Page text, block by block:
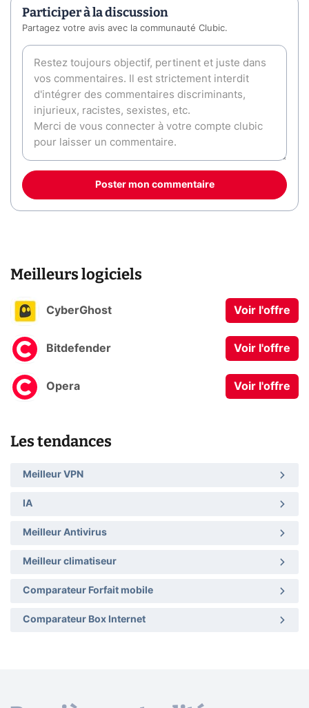
Participer à la discussion
Partagez votre avis avec la communauté Clubic.
Poster mon commentaire
Meilleurs logiciels
CyberGhost Voir l'offre
Bitdefender Voir l'offre
Opera Voir l'offre
Les tendances
Meilleur VPN
IA
Meilleur Antivirus
Meilleur climatiseur
Comparateur Forfait mobile
Comparateur Box Internet